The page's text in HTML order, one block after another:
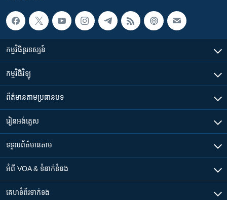
កម្មវិធី​ទូរទស្សន៍
កម្មវិធី​វិទ្យុ
ព័ត៌មាន​តាមប្រធានបទ​
រៀន​​អង់គ្លេស
ទទួល​ព័ត៌មាន​តាម
អំពី​ VOA & ទំនាក់ទំនង
គេហទំព័រ​​ទាក់ទង